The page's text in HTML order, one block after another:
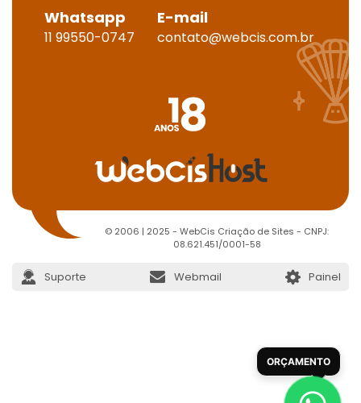
Whatsapp
11 99550-0747
E-mail
contato@webcis.com.br
© 2006 | 2025 - WebCis Criação de Sites - CNPJ:
08.621.451/0001-58
Suporte Webmail Painel
ORÇAMENTO